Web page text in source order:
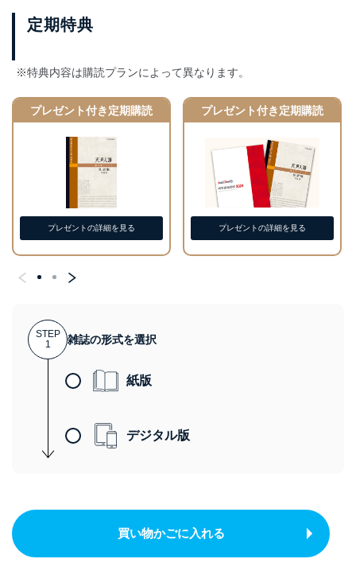
定期特典
※特典内容は購読プランによって異なります。
プレゼント付き定期購読
プレゼントの詳細を見る
プレゼント付き定期購読
プレゼントの詳細を見る
STEP
1
雑誌の形式を選択
紙版
デジタル版
買い物かごに入れる